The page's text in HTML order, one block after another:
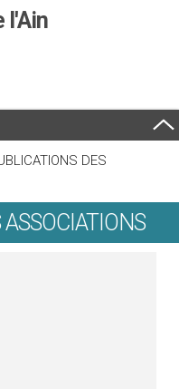
l'Ain
DES